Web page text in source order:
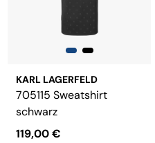
KARL LAGERFELD
705115 Sweatshirt
schwarz
119,00 €